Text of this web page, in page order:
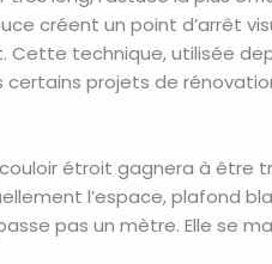
créent un point d’arrêt
Cette technique, utilisée
projets de
couloir étroit gagnera à
l’espace, plafond
pas un mètre. Elle se